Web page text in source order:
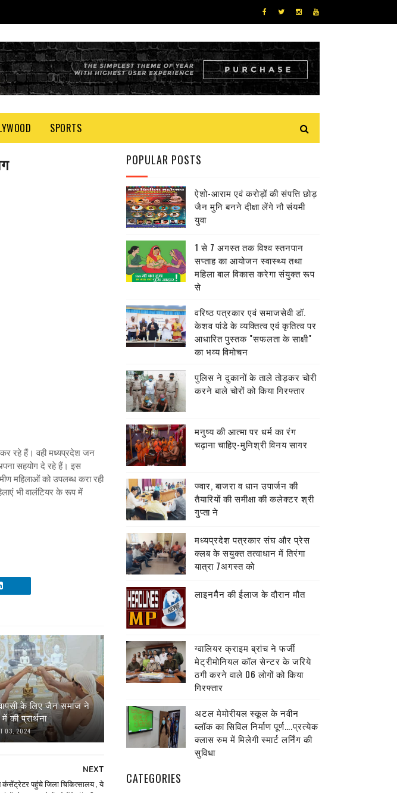
SPORTS
कर रहे हैं। वही मध्यप्रदेश जन
सहयोग दे रहे हैं। इस
महिलाओं को उपलब्ध करा रही
भी वालंटियर के रूप में
के लिए जैन समाज ने
की प्रार्थना
03, 2024
NEXT
पहुंचे जिला चिकित्सालय , ये
POPULAR POSTS
ऐशो-आराम एवं करोड़ों की संपत्ति छोड़
जैन मुनि बनने दीक्षा लेंगे नौ संयमी
युवा
1 से 7 अगस्त तक विश्व स्तनपान
सप्ताह का आयोजन स्वास्थ्य तथा
महिला बाल विकास करेगा संयुक्त रूप
से
वरिष्ठ पत्रकार एवं समाजसेवी डॉ.
केशव पांडे के व्यक्तित्व एवं कृतित्व पर
आधारित पुस्तक "सफलता के साक्षी"
का भव्य विमोचन
पुलिस ने दुकानों के ताले तोड़कर चोरी
करने बाले चोरों को किया गिरफ्तार
मनुष्य की आत्मा पर धर्म का रंग
चढ़ाना चाहिए-मुनिश्री विनय सागर
ज्वार, बाजरा व धान उपार्जन की
तैयारियों की समीक्षा की कलेक्टर श्री
गुप्ता ने
मध्यप्रदेश पत्रकार संघ और प्रेस
क्लब के सयुक्त तत्वाधान में तिरंगा
यात्रा 7अगस्त को
लाइनमैैन की ईलाज के दौरान मौत
ग्वालियर क्राइम ब्रांच ने फर्जी
मेट्रीमोनियल कॉल सेन्टर के जरिये
ठगी करने वाले 06 लोगों को किया
गिरफ्तार
अटल मेमोरीयल स्कूल के नवीन
ब्लॉक का सिविल निर्माण पूर्ण….प्रत्येक
क्लास रुम में मिलेगी स्मार्ट लर्निंग की
सुविधा
CATEGORIES